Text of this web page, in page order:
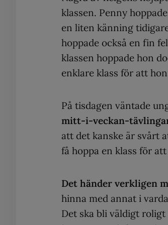
klassen. Penny
en liten känning
hoppade också en fin
klassen hoppade hon
enklare klass för att
På tisdagen väntade
mitt-i-veckan-
att det kanske är svårt
få hoppa en klass för
Det händer verkligen
hinna med annat i
Det ska bli väldigt